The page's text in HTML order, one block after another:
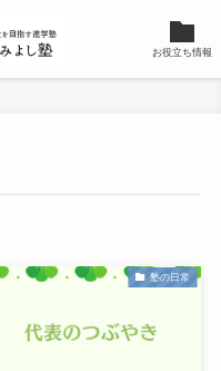
お役立ち情報
塾の日常